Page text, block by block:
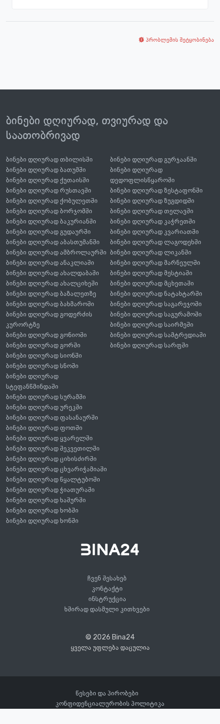
პრობლემის შეტყობინება
ჩვენ შესახებ
კონტაქტი
ინსტრუქცია
ხშირად დასმული კითხვები
© 2026 Bina24
ყველა უფლება დაცულია
ბინები დღიურად, თვიურად და
საათობრივად
ბინები დღიურად თბილისში
ბინები დღიურად ბათუმში
ბინები დღიურად ქუთაისში
ბინები დღიურად რუსთავში
ბინები დღიურად ქობულეთში
ბინები დღიურად ბორჯომში
ბინები დღიურად ბაკურიანში
ბინები დღიურად გუდაურში
ბინები დღიურად აბასთუმანში
ბინები დღიურად ამბროლაურში
ბინები დღიურად ანაკლიაში
ბინები დღიურად ახალდაბაში
ბინები დღიურად ახალციხეში
ბინები დღიურად ბაზალეთზე
ბინები დღიურად ბახმაროში
ბინები დღიურად გოდერძის
კურორტზე
ბინები დღიურად გონიოში
ბინები დღიურად გორში
ბინები დღიურად გურჯაანში
ბინები დღიურად
დედოფლისწყაროში
ბინები დღიურად ზესტაფონში
ბინები დღიურად ზუგდიდში
ბინები დღიურად თელავში
ბინები დღიურად კაჭრეთში
ბინები დღიურად კვარიათში
ბინები დღიურად ლაგოდეხში
ბინები დღიურად ლიკანში
ბინები დღიურად მარნეულში
ბინები დღიურად მესტიაში
ბინები დღიურად მცხეთაში
ბინები დღიურად ნატახტარში
ბინები დღიურად საგარეჯოში
ბინები დღიურად საგურამოში
ბინები დღიურად საირმეში
ბინები დღიურად სამტრედიაში
ბინები დღიურად სარფში
ბინები დღიურად სიონში
ბინები დღიურად სნოში
ბინები დღიურად
სტეფანწმინდაში
ბინები დღიურად სურამში
ბინები დღიურად ურეკში
ბინები დღიურად ფასანაურში
ბინები დღიურად ფოთში
ბინები დღიურად ყვარელში
ბინები დღიურად შეკვეთილში
ბინები დღიურად ციხისძირში
ბინები დღიურად ცხვარიჭამიაში
ბინები დღიურად წყალტუბოში
ბინები დღიურად ჭიათურაში
ბინები დღიურად ხაშურში
ბინები დღიურად ხობში
ბინები დღიურად ხონში
წესები და პირობები
კონფიდენციალურობის პოლიტიკა